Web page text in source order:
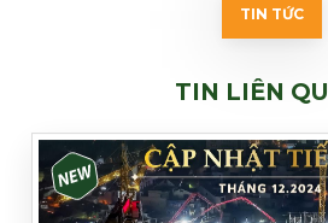
TIN TỨC
TIN LIÊN QU